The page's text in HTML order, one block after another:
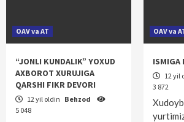
OAV va AT
“JONLI KUNDALIK” YOXUD
AXBOROT XURUJIGA
QARSHI FIKR DEVORI
12 yil oldin Behzod
5 048
OAV va
ISMIGA
12 yil
3 872